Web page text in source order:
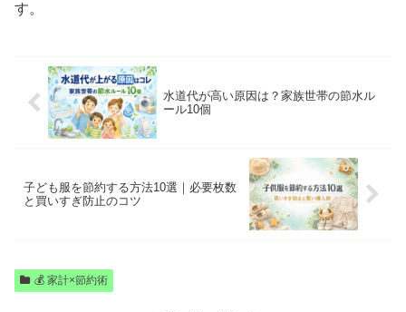
す。
水道代が高い原因は？家族世帯の節水ル
ール10個
子ども服を節約する方法10選｜必要枚数
と買いすぎ防止のコツ
💰 家計×節約術